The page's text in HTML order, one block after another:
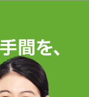
間を、
。 ※